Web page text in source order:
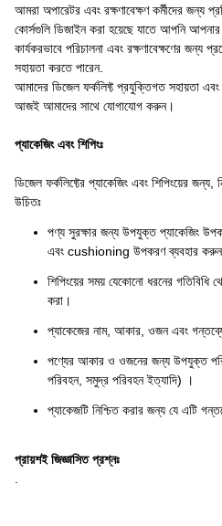
আমরা অপারেটর এবং রক্ষণাবেক্ষণ কর্মীদের জন্য
কোর্সগুলি ডিজাইন করা হয়েছে যাতে আপনি আপনার
কার্যকরভাবে পরিচালনা এবং রক্ষণাবেক্ষণের জন্য
সহায়তা করতে পারেন.
আমাদের ডিজেল ফর্কলিফ্ট প্রযুক্তিগত সহায়তা
আজই আমাদের সাথে যোগাযোগ করুন।
প্যাকেজিং এবং শিপিংঃ
ডিজেল ফর্কলিফ্টের প্যাকেজিং এবং শিপিংয়ের
উচিতঃ
পণ্য সুরক্ষার জন্য উপযুক্ত প্যাকেজিং
এবং cushioning উপকরণ ব্যবহার
শিপিংয়ের সময় যেকোনো ধরনের গতিবিধি
করা।
প্যাকেজের নাম, আকার, ওজন এবং
পণ্যের আকার ও ওজনের জন্য উপযুক্ত
পরিবহন, সমুদ্র পরিবহন ইত্যাদি) ।
প্যাকেজটি নিশ্চিত করার জন্য যে এটি
প্রায়শই জিজ্ঞাসিত প্রশ্নঃ
.